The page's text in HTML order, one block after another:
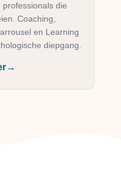
die
Coaching,
en Learning
diepgang.
→